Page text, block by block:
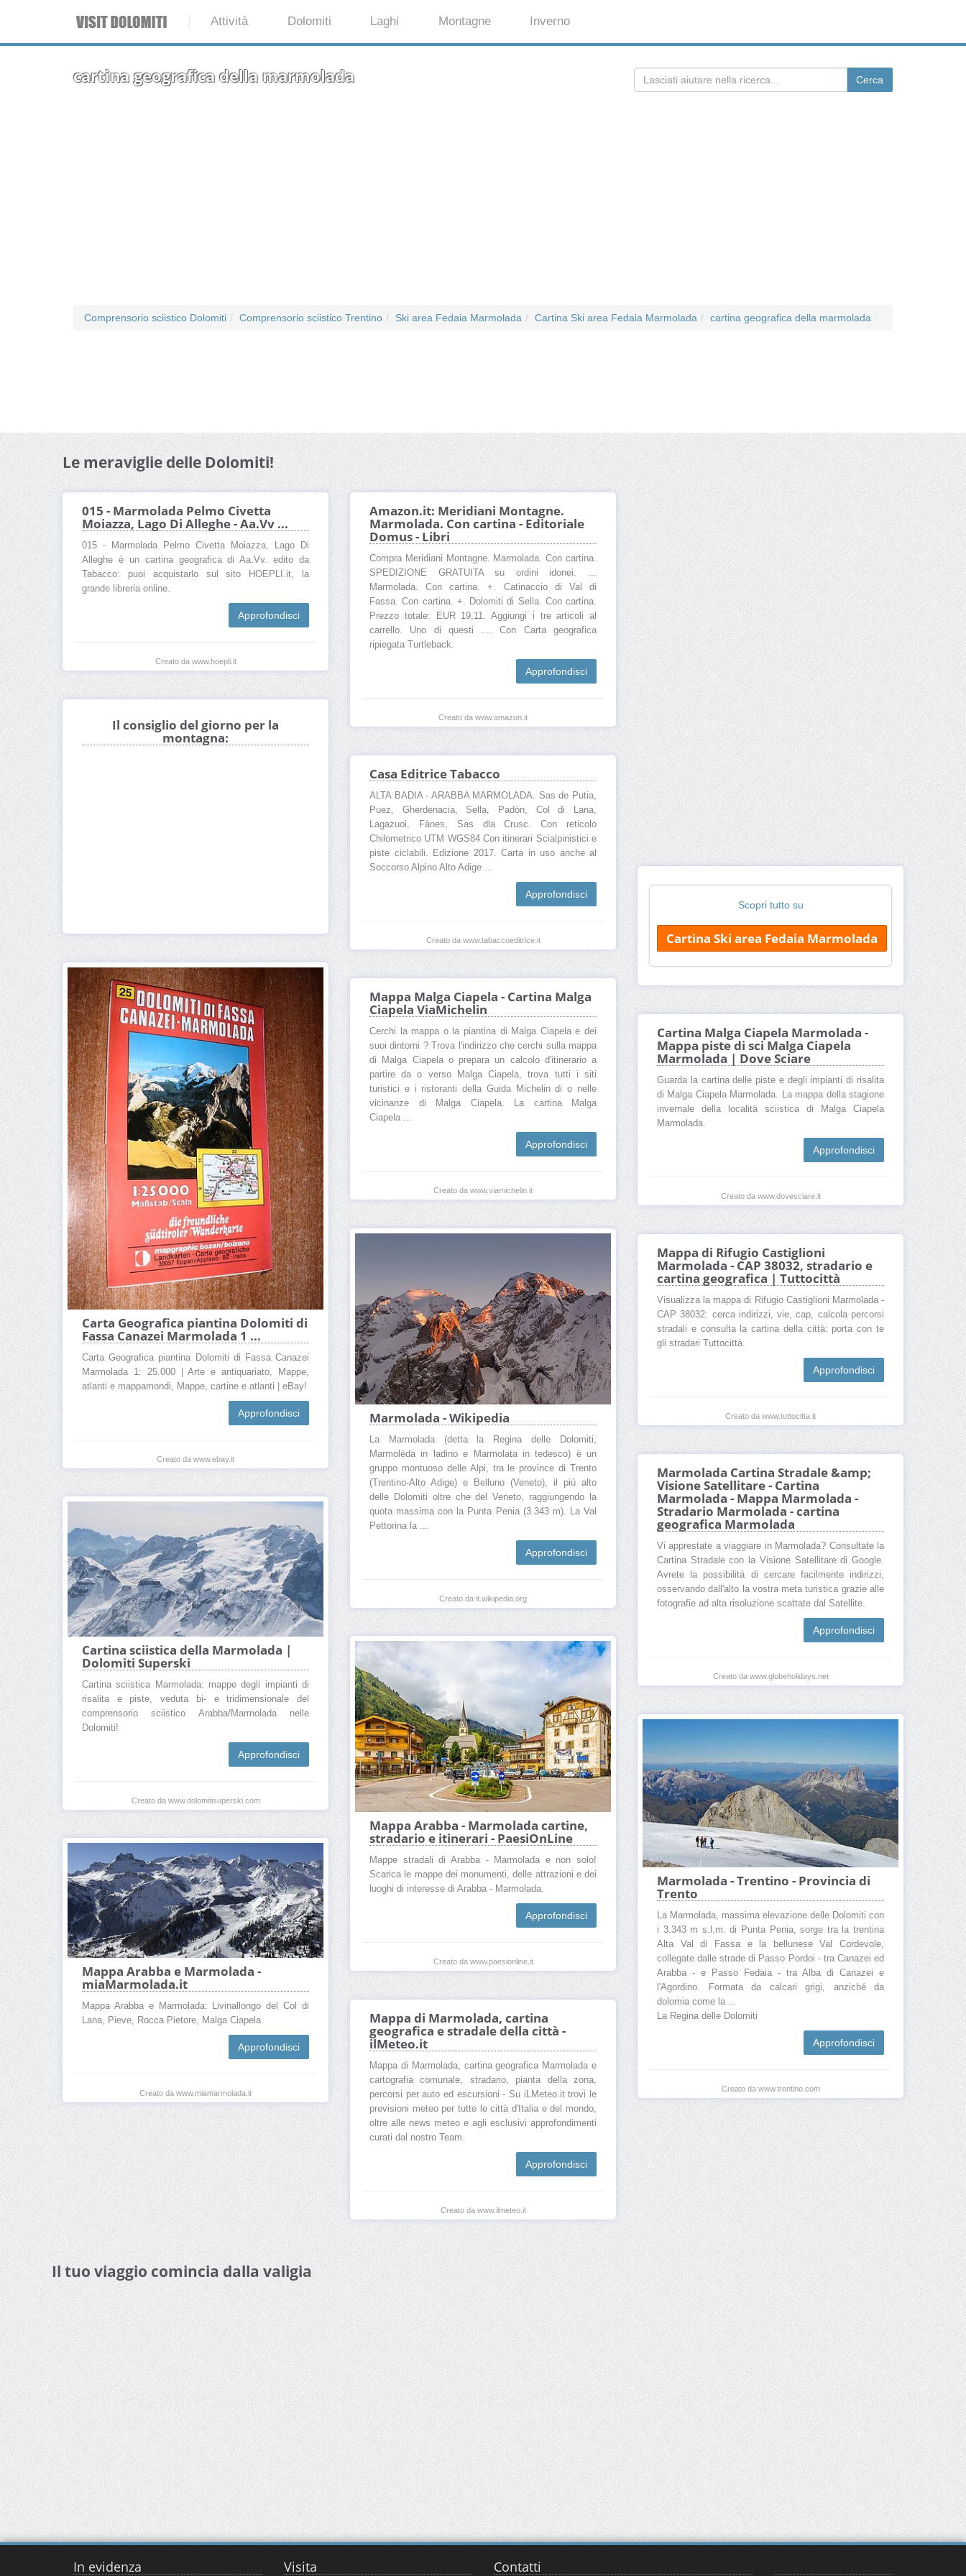
Attività Dolomiti Laghi Montagne Inverno
cartina geografica della marmolada
Comprensorio sciistico Dolomiti Comprensorio sciistico Trentino Ski area Fedaia Marmolada Cartina Ski area Fedaia Marmolada cartina geografica della marmolada
Le meraviglie delle Dolomiti!
015 - Marmolada Pelmo Civetta
Moiazza, Lago Di Alleghe - Aa.Vv ...
015 - Marmolada Pelmo Civetta Moiazza, Lago Di
Alleghe è un cartina geografica di Aa.Vv. edito da
Tabacco: puoi acquistarlo sul sito HOEPLI.it, la
grande libreria online.
Approfondisci
Creato da www.hoepli.it
Amazon.it: Meridiani Montagne.
Marmolada. Con cartina - Editoriale
Domus - Libri
Compra Meridiani Montagne. Marmolada. Con cartina.
SPEDIZIONE GRATUITA su ordini idonei. ...
Marmolada. Con cartina. +. Catinaccio di Val di
Fassa. Con cartina. +. Dolomiti di Sella. Con cartina.
Prezzo totale: EUR 19,11. Aggiungi i tre articoli al
carrello. Uno di questi .... Con Carta geografica
ripiegata Turtleback.
Approfondisci
Creato da www.amazon.it
Scopri tutto su
Cartina Ski area Fedaia Marmolada
Il consiglio del giorno per la
montagna:
Casa Editrice Tabacco
ALTA BADIA - ARABBA MARMOLADA. Sas de Putia,
Puez, Gherdenacia, Sella, Padòn, Col di Lana,
Lagazuoi, Fànes, Sas dla Crusc. Con reticolo
Chilometrico UTM WGS84 Con itinerari Scialpinistici e
piste ciclabili. Edizione 2017. Carta in uso anche al
Soccorso Alpino Alto Adige ...
Approfondisci
Creato da www.tabaccoeditrice.it
Carta Geografica piantina Dolomiti di
Fassa Canazei Marmolada 1 ...
Carta Geografica piantina Dolomiti di Fassa Canazei
Marmolada 1: 25.000 | Arte e antiquariato, Mappe,
atlanti e mappamondi, Mappe, cartine e atlanti | eBay!
Approfondisci
Creato da www.ebay.it
Mappa Malga Ciapela - Cartina Malga
Ciapela ViaMichelin
Cerchi la mappa o la piantina di Malga Ciapela e dei
suoi dintorni ? Trova l'indirizzo che cerchi sulla mappa
di Malga Ciapela o prepara un calcolo d'itinerario a
partire da o verso Malga Ciapela, trova tutti i siti
turistici e i ristoranti della Guida Michelin di o nelle
vicinanze di Malga Ciapela. La cartina Malga
Ciapela ...
Approfondisci
Creato da www.viamichelin.it
Cartina Malga Ciapela Marmolada -
Mappa piste di sci Malga Ciapela
Marmolada | Dove Sciare
Guarda la cartina delle piste e degli impianti di risalita
di Malga Ciapela Marmolada. La mappa della stagione
invernale della località sciistica di Malga Ciapela
Marmolada.
Approfondisci
Creato da www.dovesciare.it
Marmolada - Wikipedia
La Marmolada (detta la Regina delle Dolomiti,
Marmolèda in ladino e Marmolata in tedesco) è un
gruppo montuoso delle Alpi, tra le province di Trento
(Trentino-Alto Adige) e Belluno (Veneto), il più alto
delle Dolomiti oltre che del Veneto, raggiungendo la
quota massima con la Punta Penia (3.343 m). La Val
Pettorina la ...
Approfondisci
Creato da it.wikipedia.org
Mappa di Rifugio Castiglioni
Marmolada - CAP 38032, stradario e
cartina geografica | Tuttocittà
Visualizza la mappa di Rifugio Castiglioni Marmolada -
CAP 38032: cerca indirizzi, vie, cap, calcola percorsi
stradali e consulta la cartina della città: porta con te
gli stradari Tuttocittà.
Approfondisci
Creato da www.tuttocitta.it
Marmolada Cartina Stradale &amp;
Visione Satellitare - Cartina
Marmolada - Mappa Marmolada -
Stradario Marmolada - cartina
geografica Marmolada
Vi apprestate a viaggiare in Marmolada? Consultate la
Cartina Stradale con la Visione Satellitare di Google.
Avrete la possibilità di cercare facilmente indirizzi,
osservando dall'alto la vostra meta turistica grazie alle
fotografie ad alta risoluzione scattate dal Satellite.
Approfondisci
Creato da www.globeholidays.net
Cartina sciistica della Marmolada |
Dolomiti Superski
Cartina sciistica Marmolada: mappe degli impianti di
risalita e piste, veduta bi- e tridimensionale del
comprensorio sciistico Arabba/Marmolada nelle
Dolomiti!
Approfondisci
Creato da www.dolomitisuperski.com
Mappa Arabba - Marmolada cartine,
stradario e itinerari - PaesiOnLine
Mappe stradali di Arabba - Marmolada e non solo!
Scarica le mappe dei monumenti, delle attrazioni e dei
luoghi di interesse di Arabba - Marmolada.
Approfondisci
Creato da www.paesionline.it
Marmolada - Trentino - Provincia di
Trento
La Marmolada, massima elevazione delle Dolomiti con
i 3.343 m s.l.m. di Punta Penia, sorge tra la trentina
Alta Val di Fassa e la bellunese Val Cordevole,
collegate dalle strade di Passo Pordoi - tra Canazei ed
Arabba - e Passo Fedaia - tra Alba di Canazei e
l'Agordino. Formata da calcari grigi, anziché da
dolomia come la ...
La Regina delle Dolomiti
Approfondisci
Creato da www.trentino.com
Mappa Arabba e Marmolada -
miaMarmolada.it
Mappa Arabba e Marmolada: Livinallongo del Col di
Lana, Pieve, Rocca Pietore, Malga Ciapela.
Approfondisci
Creato da www.miamarmolada.it
Mappa di Marmolada, cartina
geografica e stradale della città -
ilMeteo.it
Mappa di Marmolada, cartina geografica Marmolada e
cartografia comunale, stradario, pianta della zona,
percorsi per auto ed escursioni - Su iLMeteo.it trovi le
previsioni meteo per tutte le città d'Italia e del mondo,
oltre alle news meteo e agli esclusivi approfondimenti
curati dal nostro Team.
Approfondisci
Creato da www.ilmeteo.it
Il tuo viaggio comincia dalla valigia
In evidenza Visita Contatti